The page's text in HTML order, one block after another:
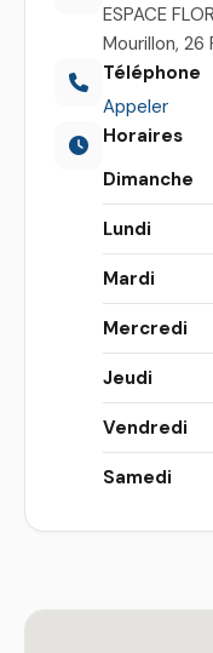
ESPACE
Mourillon,
Téléphone
Appeler
Horaires
Dimanche
Lundi
Mardi
Mercredi
Jeudi
Vendredi
Samedi